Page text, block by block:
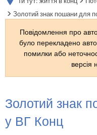
Золотий знак пошани для
Повідомлення про
було перекладено
помилки або
версія
Золотий знак
у ВГ Конц